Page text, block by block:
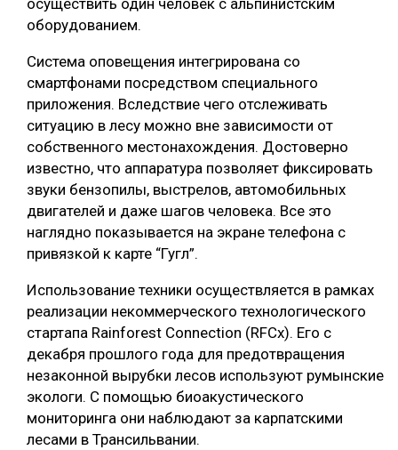
осуществить один человек с альпинистским
оборудованием.
Система оповещения интегрирована со
смартфонами посредством специального
приложения. Вследствие чего отслеживать
ситуацию в лесу можно вне зависимости от
собственного местонахождения. Достоверно
известно, что аппаратура позволяет фиксировать
звуки бензопилы, выстрелов, автомобильных
двигателей и даже шагов человека. Все это
наглядно показывается на экране телефона с
привязкой к карте “Гугл”.
Использование техники осуществляется в рамках
реализации некоммерческого технологического
стартапа Rainforest Connection (RFCx). Его с
декабря прошлого года для предотвращения
незаконной вырубки лесов используют румынские
экологи. С помощью биоакустического
мониторинга они наблюдают за карпатскими
лесами в Трансильвании.